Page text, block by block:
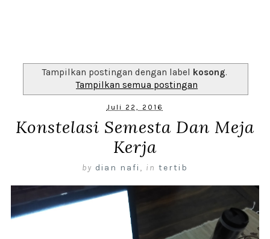
Tampilkan postingan dengan label kosong.
Tampilkan semua postingan
Juli 22, 2016
Konstelasi Semesta Dan Meja
Kerja
by dian nafi , in tertib